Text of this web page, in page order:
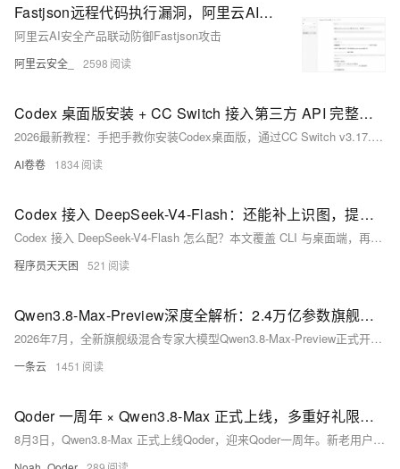
Fastjson远程代码执行漏洞，阿里云AI安全为您保驾护航
阿里云AI安全产品联动防御Fastjson攻击
阿里云安全_ 2598
Codex 桌面版安装 + CC Switch 接入第三方 API 完整教程（2026 最新）
2026最新教程：手把手教你安装Codex桌面版，通过CC Switch v3.17.0一键接入Fenno等国产API（兼容OpenAI Responses格式），跳过账号登录，完整启用代码审查、多步任务与上下文感知功能。零基础友好，全程图文实操。（239字）
AI卷卷 1834
Codex 接入 DeepSeek-V4-Flash：还能补上识图，提供两套方案
Codex 接入 DeepSeek-V4-Flash 怎么配？本文覆盖 CLI 与桌面端，再用 qwen3-vl-flash 补识图，两套方案可直接照做
程序员天天困 521
Qwen3.8-Max-Preview深度全解析：2.4万亿参数旗舰MoE模型+Token Plan限时优惠完整落地指南
2026年7月，全新旗舰级混合专家大模型Qwen3.8-Max-Preview正式开放抢先体验，作为通义千问Qwen3系列规格最高、综合推理能力顶尖的新一代模型，该模型总参数量达到2.4万亿（2.4T），是当前线上可调用的原生多模态旗舰模型，综合推理水准对标海外顶级Fable 5模型，在复杂工程开发、长文档深度分析、多步骤智能体自治、跨境多语言创作、海量数据挖掘五大高难度业务场景实现跨越式性能提升。
一条云 1451
Qoder 一周年 × Qwen3.8-Max 正式上线，多重好礼限时领
8月3日，Qwen3.8-Max 正式上线Qoder，迎来Qoder一周年。新老用户可领800次免费调用，下单再赠2000次；夜间（22:00–08:00）调用5折；邀请好友双方得积分与调用额度。